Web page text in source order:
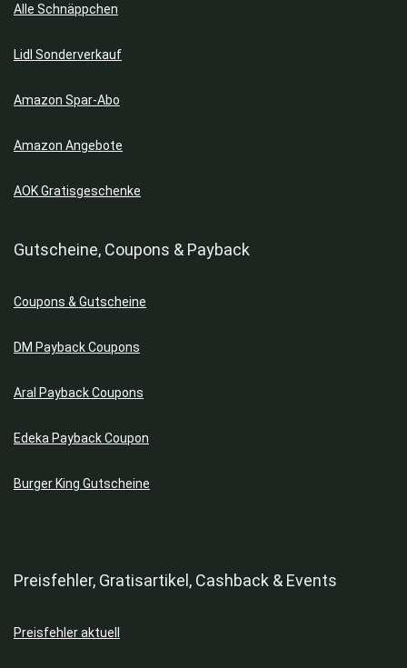
Alle Schnäppchen
Lidl Sonderverkauf
Amazon Spar-Abo
Amazon Angebote
AOK Gratisgeschenke
Gutscheine, Coupons & Payback
Coupons & Gutscheine
DM Payback Coupons
Aral Payback Coupons
Edeka Payback Coupon
Burger King Gutscheine
Preisfehler, Gratisartikel, Cashback & Events
Preisfehler aktuell